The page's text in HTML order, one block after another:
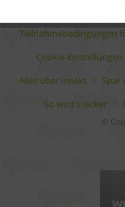
Teilnahmebedingungen
Cookie-Einstellungen
Alles über Insekt
Spar
So wird's lecker
©